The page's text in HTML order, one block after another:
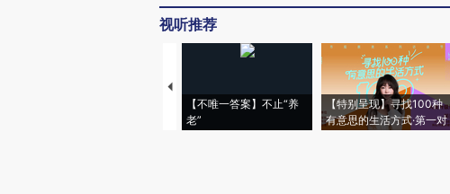
视听推荐
【不唯一答案】不止“养
老”
【特别呈现】寻找100种
有意思的生活方式·第一对